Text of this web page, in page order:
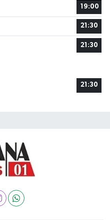
19:00
21:30
21:30
21:30